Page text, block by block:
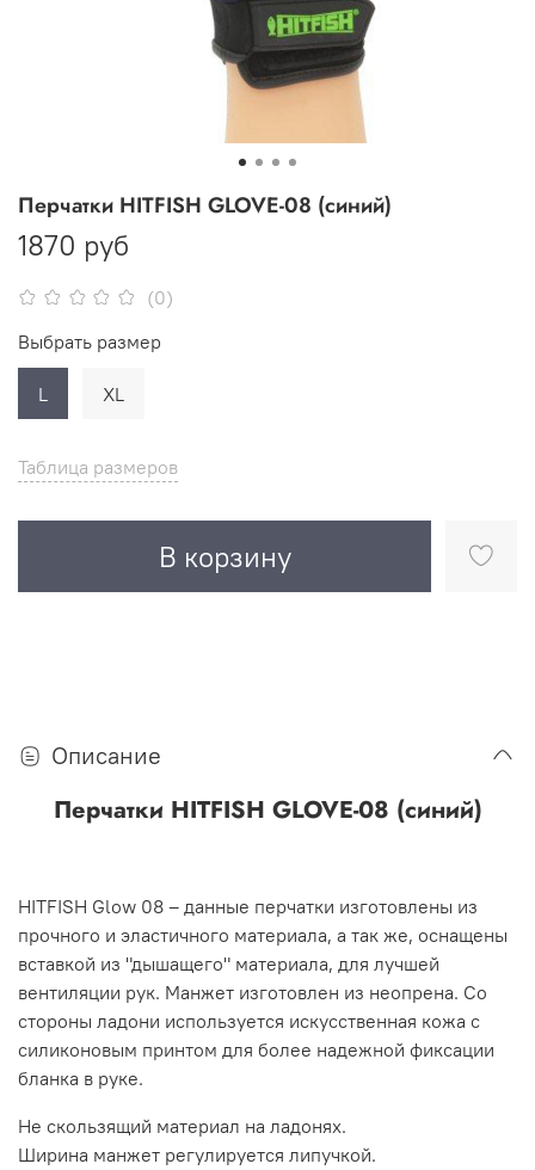
(0)
Перчатки HITFISH GLOVE-08 (синий)
1870 руб
Таблица размеров
В корзину
Выбрать размер
L XL
Описание
Перчатки HITFISH GLOVE-08 (синий)
HITFISH Glow 08 – данные перчатки изготовлены из
прочного и эластичного материала, а так же, оснащены
вставкой из "дышащего" материала, для лучшей
вентиляции рук. Манжет изготовлен из неопрена. Со
стороны ладони используется искусственная кожа с
силиконовым принтом для более надежной фиксации
бланка в руке.
Не скользящий материал на ладонях.
Ширина манжет регулируется липучкой.